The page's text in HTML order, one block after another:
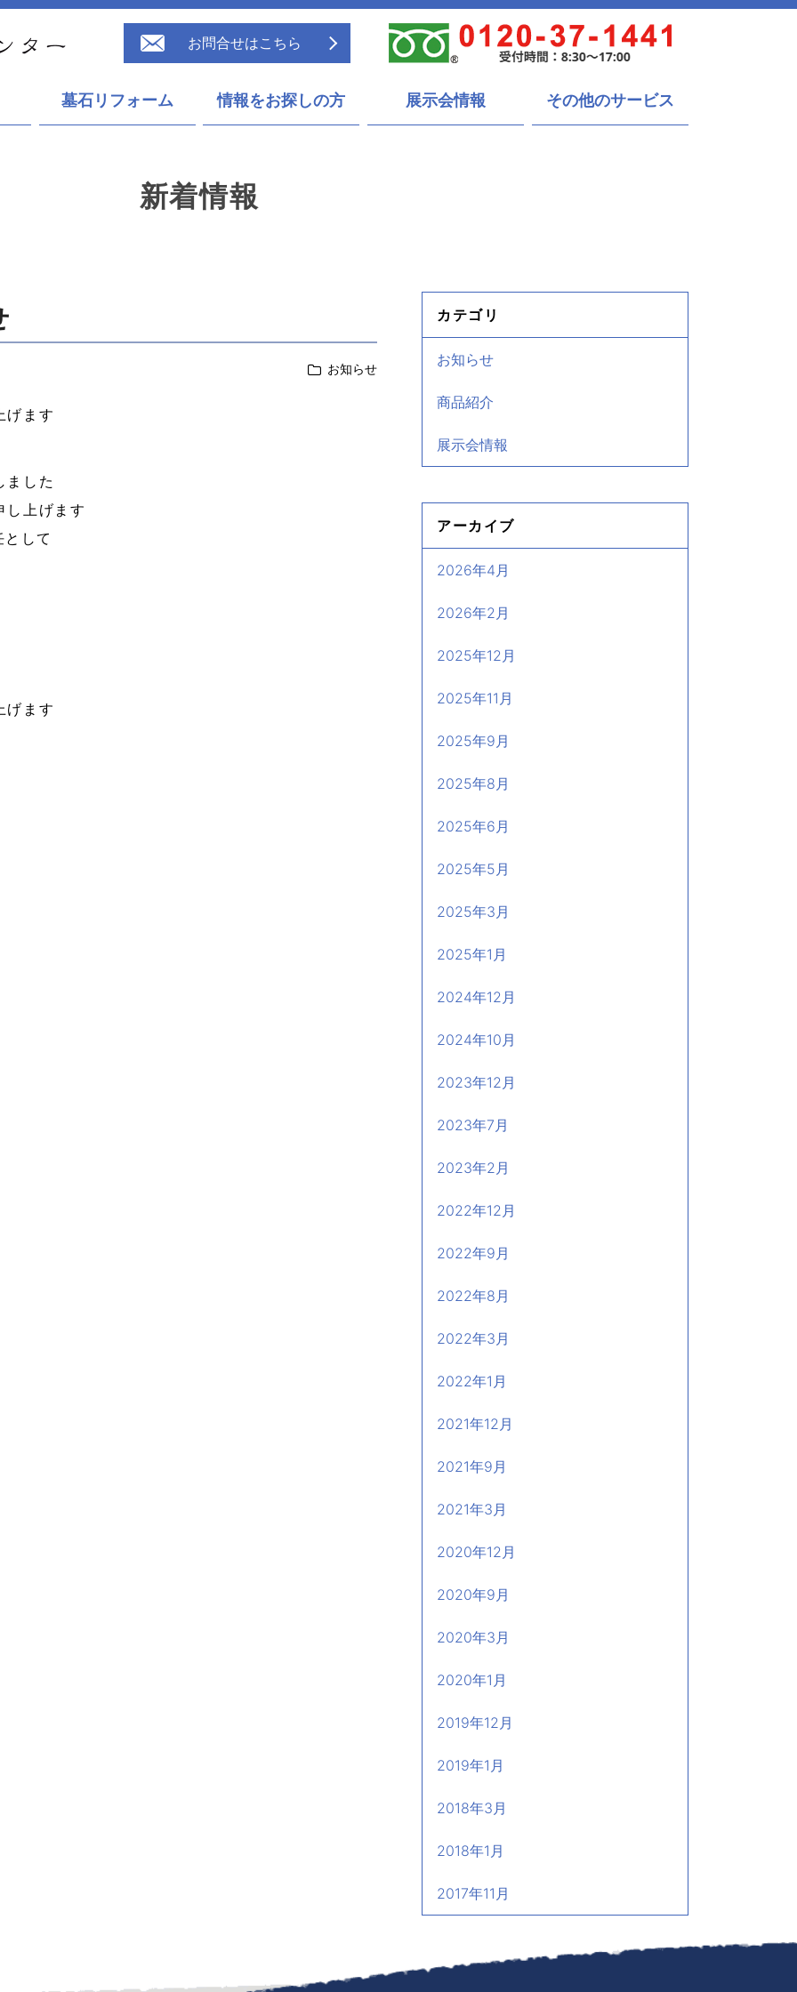
お問合せはこちら
墓石リフォーム 情報をお探しの方 展示会情報 その他のサービス
新着情報
お知らせ
げます
した
し上げます
して
げます
カテゴリ
お知らせ
商品紹介
展示会情報
アーカイブ
2026年4月
2026年2月
2025年12月
2025年11月
2025年9月
2025年8月
2025年6月
2025年5月
2025年3月
2025年1月
2024年12月
2024年10月
2023年12月
2023年7月
2023年2月
2022年12月
2022年9月
2022年8月
2022年3月
2022年1月
2021年12月
2021年9月
2021年3月
2020年12月
2020年9月
2020年3月
2020年1月
2019年12月
2019年1月
2018年3月
2018年1月
2017年11月